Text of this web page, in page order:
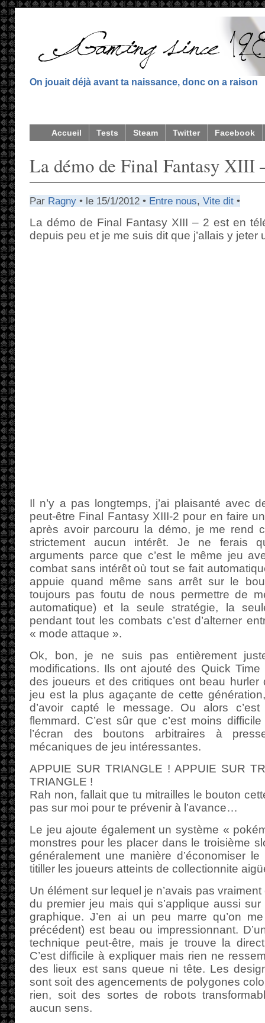
On jouait déjà avant ta naissance, donc on a raison
Accueil Tests Steam Twitter Facebook
La démo de Final Fantasy XIII
Par Ragny • le 15/1/2012 • Entre nous, Vite dit •
La démo de Final Fantasy XIII – 2 est en
depuis peu et je me suis dit que j’allais y jeter
Il n’y a pas longtemps, j’ai plaisanté avec
peut-être Final Fantasy XIII-2 pour en faire
après avoir parcouru la démo, je me rend
strictement aucun intérêt. Je ne ferais
arguments parce que c’est le même jeu
combat sans intérêt où tout se fait
appuie quand même sans arrêt sur le
toujours pas foutu de nous permettre de
automatique) et la seule stratégie, la
pendant tout les combats c’est d’alterner
« mode attaque ».
Ok, bon, je ne suis pas entièrement
modifications. Ils ont ajouté des Quick
des joueurs et des critiques ont beau hurler
jeu est la plus agaçante de cette
d’avoir capté le message. Ou alors
flemmard. C’est sûr que c’est moins
l’écran des boutons arbitraires à
mécaniques de jeu intéressantes.
APPUIE SUR TRIANGLE ! APPUIE SUR
TRIANGLE !
Rah non, fallait que tu mitrailles le bouton
pas sur moi pour te prévenir à l’avance…
Le jeu ajoute également un système «
monstres pour les placer dans le troisième
généralement une manière d’économiser
titiller les joueurs atteints de collectionnite
Un élément sur lequel je n’avais pas
du premier jeu mais qui s’applique aussi sur
graphique. J’en ai un peu marre qu’on
précédent) est beau ou impressionnant.
technique peut-être, mais je trouve la
C’est difficile à expliquer mais rien ne
des lieux est sans queue ni tête. Les
sont soit des agencements de polygones
rien, soit des sortes de robots
aucun sens.